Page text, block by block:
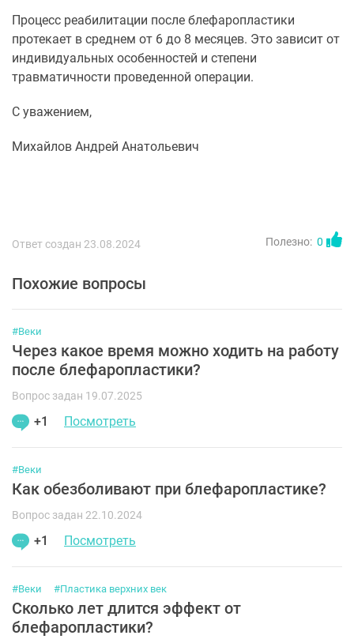
Процесс реабилитации после блефаропластики
протекает в среднем от 6 до 8 месяцев. Это зависит от
индивидуальных особенностей и степени
травматичности проведенной операции.
С уважением,
Михайлов Андрей Анатольевич
Ответ создан 23.08.2024 Полезно: 0
Похожие вопросы
#Веки
Через какое время можно ходить на работу
после блефаропластики?
Вопрос задан 19.07.2025
+1 Посмотреть
#Веки
Как обезболивают при блефаропластике?
Вопрос задан 22.10.2024
+1 Посмотреть
#Веки #Пластика верхних век
Сколько лет длится эффект от
блефаропластики?